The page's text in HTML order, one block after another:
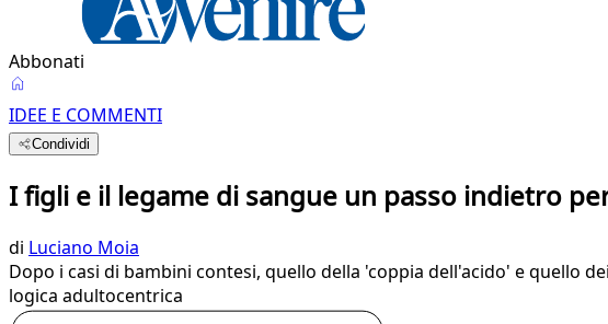
Abbonati
IDEE E COMMENTI
Condividi
I figli e il legame di sangue un passo indietro
di Luciano Moia
Dopo i casi di bambini contesi, quello della 'coppia dell'acido' e quello
logica adultocentrica